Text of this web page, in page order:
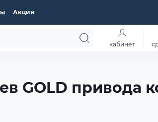
Акции
кабинет
GOLD привода